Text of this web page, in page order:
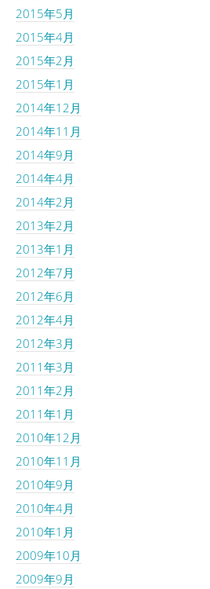
2015年5月
2015年4月
2015年2月
2015年1月
2014年12月
2014年11月
2014年9月
2014年4月
2014年2月
2013年2月
2013年1月
2012年7月
2012年6月
2012年4月
2012年3月
2011年3月
2011年2月
2011年1月
2010年12月
2010年11月
2010年9月
2010年4月
2010年1月
2009年10月
2009年9月